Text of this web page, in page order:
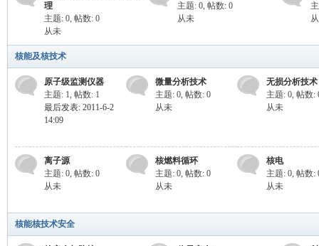
网,
理
主题: 0, 帖数: 0
从未
主题: 0, 帖数: 0
从未
核能及核技术
原子级监测仪器
主题: 1, 帖数: 1
最后发表: 2011-6-2
14:09
微量分析技术
主题: 0, 帖数: 0
从未
无损分析技术
主题: 0, 帖数:
从未
离子源
主题: 0, 帖数: 0
从未
核燃料循环
主题: 0, 帖数: 0
从未
核电
主题: 0, 帖数:
从未
核能核技术安全